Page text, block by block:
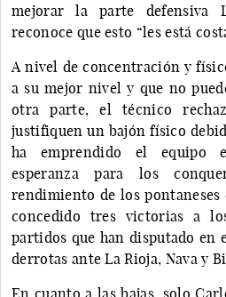
mejorar la parte defensiva
reconoce que esto “les está
A nivel de concentración y
a su mejor nivel y que no
otra parte, el técnico
justifiquen un bajón físico
ha emprendido el equipo
esperanza para los
rendimiento de los
concedido tres victorias a
partidos que han disputado en
derrotas ante La Rioja, Nava y
En cuanto a las bajas, solo